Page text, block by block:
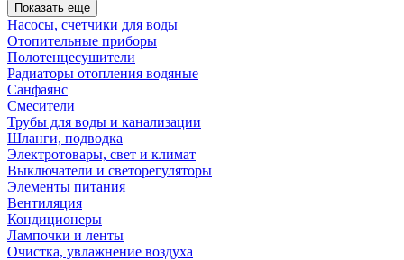
Показать еще
Насосы, счетчики для воды
Отопительные приборы
Полотенцесушители
Радиаторы отопления водяные
Санфаянс
Смесители
Трубы для воды и канализации
Шланги, подводка
Электротовары, свет и климат
Выключатели и светорегуляторы
Элементы питания
Вентиляция
Кондиционеры
Лампочки и ленты
Очистка, увлажнение воздуха